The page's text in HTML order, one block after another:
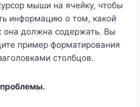
мыши на ячейку, чтобы
информацию о том, какой
она должна содержать. Вы
пример форматирования
столбцов.